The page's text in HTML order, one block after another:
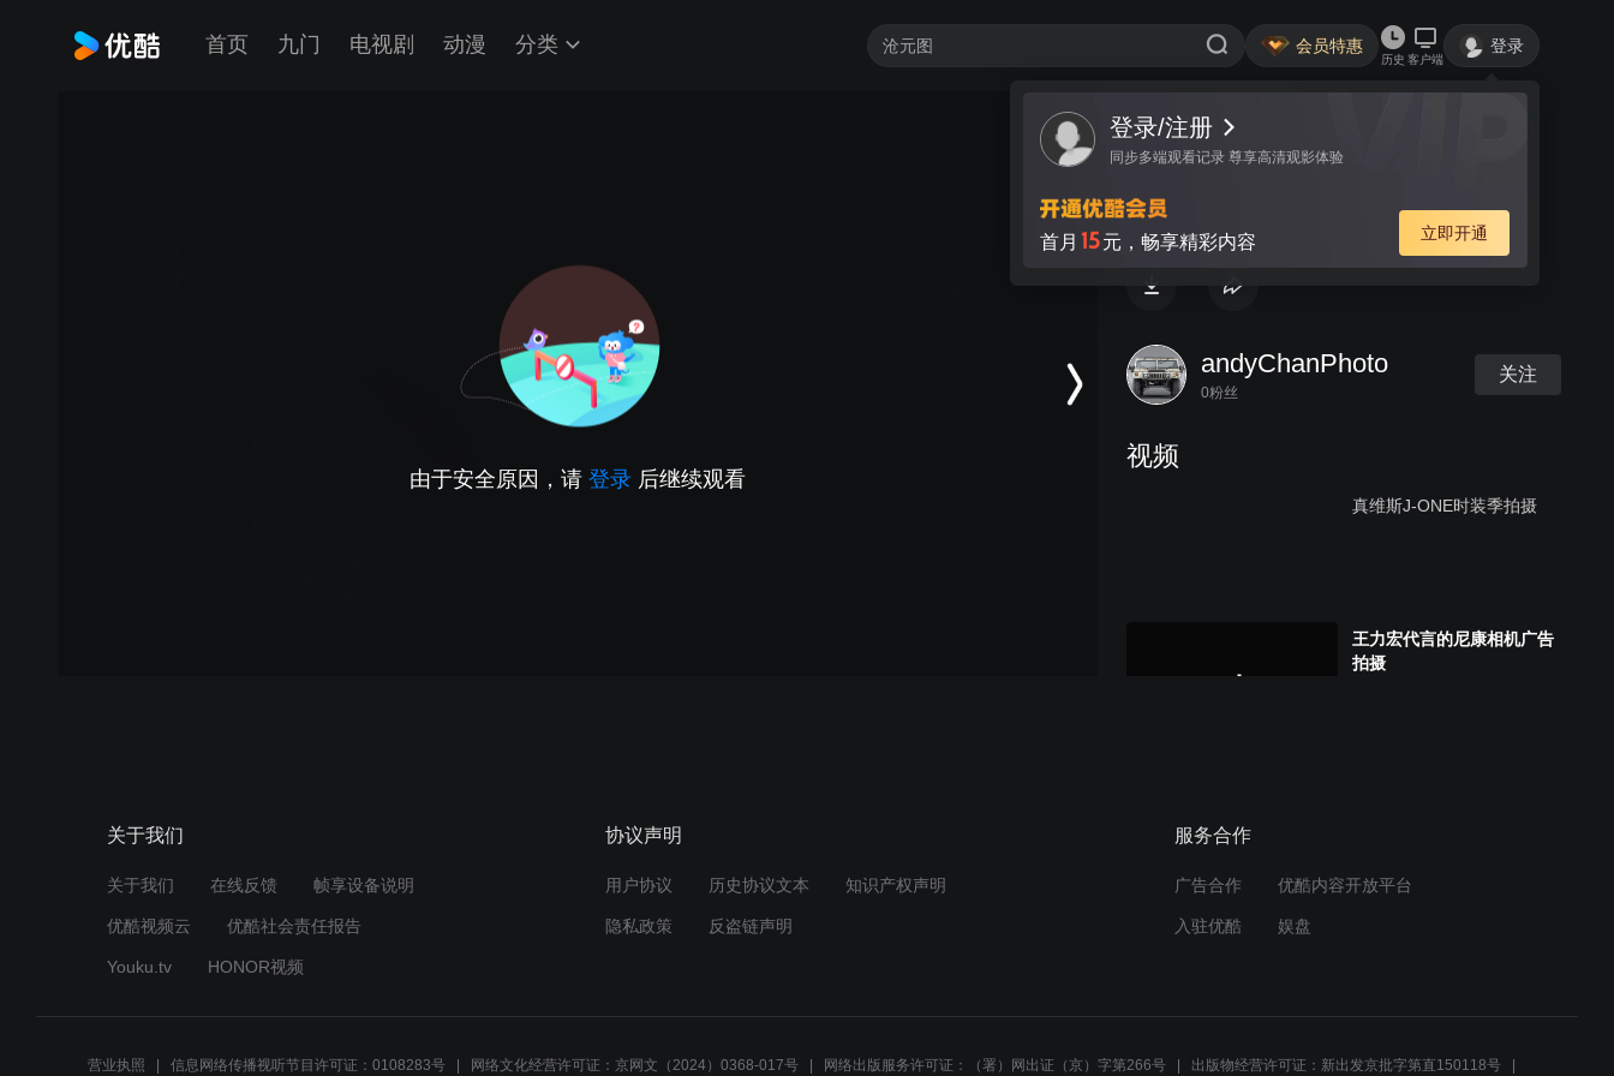
首页 九门 电视剧 动漫 分类 会员特惠
历史 客户端
登录
登录/注册
同步多端观看记录 尊享高清观影体验
首月 15元，畅享精彩内容 立即开通
由于安全原因，请 登录 后继续观看
视频 讨论
王力宏代言的尼康相机广告拍摄
andyChanPhoto
0粉丝
关注
视频
真维斯J-ONE时装季拍摄
王力宏代言的尼康相机广告
拍摄
关于我们
关于我们 在线反馈 帧享设备说明
优酷视频云 优酷社会责任报告
Youku.tv HONOR视频
协议声明
用户协议 历史协议文本 知识产权声明
隐私政策 反盗链声明
服务合作
广告合作 优酷内容开放平台
入驻优酷 娱盘
营业执照 信息网络传播视听节目许可证：0108283号 网络文化经营许可证：京网文（2024）0368-017号 网络出版服务许可证：（署）网出证（京）字第266号 出版物经营许可证：新出发京批字第直150118号